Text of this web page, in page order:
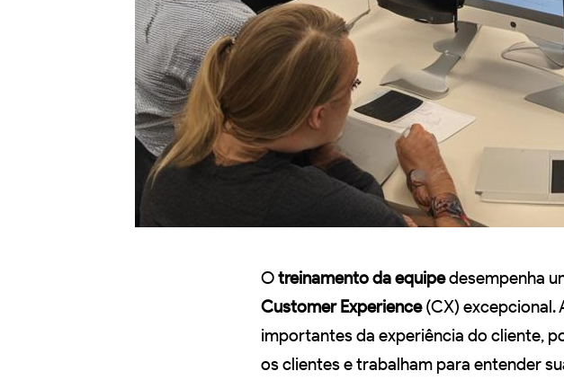
Otreinamento da equipedesempenha
Customer Experience(CX) excepcional.
importantes da experiência do cliente,
os clientes e trabalham para entender